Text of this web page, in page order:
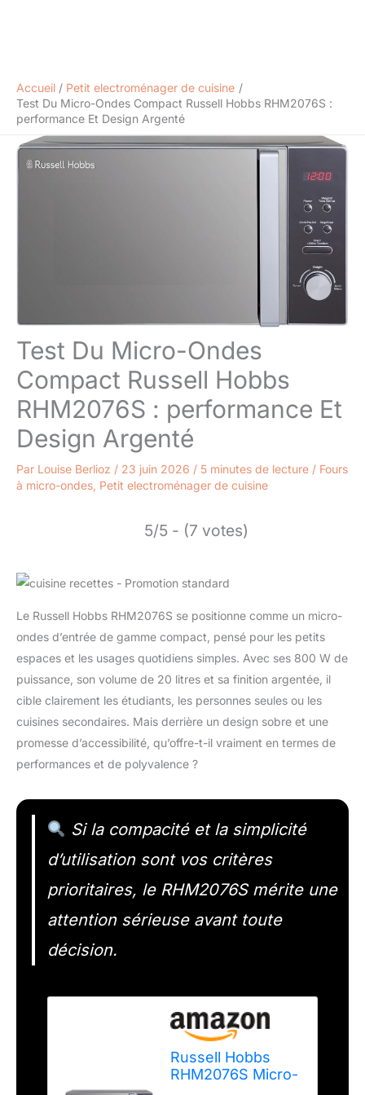
Accueil
Petit electroménager de cuisine
Test Du Micro-Ondes Compact Russell Hobbs RHM2076S :
performance Et Design Argenté
Test Du Micro-Ondes
Compact Russell Hobbs
RHM2076S : performance Et
Design Argenté
Par Louise Berlioz / 23 juin 2026 / 5 minutes de lecture / Fours
à micro-ondes Petit electroménager de cuisine
5/5 - (7 votes)
Le Russell Hobbs RHM2076S se positionne comme un micro-
ondes d’entrée de gamme compact, pensé pour les petits
espaces et les usages quotidiens simples. Avec ses 800 W de
puissance, son volume de 20 litres et sa finition argentée, il
cible clairement les étudiants, les personnes seules ou les
cuisines secondaires. Mais derrière un design sobre et une
promesse d’accessibilité, qu’offre-t-il vraiment en termes de
performances et de polyvalence ?
Si la compacité et la simplicité
d’utilisation sont vos critères
prioritaires, le RHM2076S mérite une
attention sérieuse avant toute
décision.
Russell Hobbs
RHM2076S Micro-